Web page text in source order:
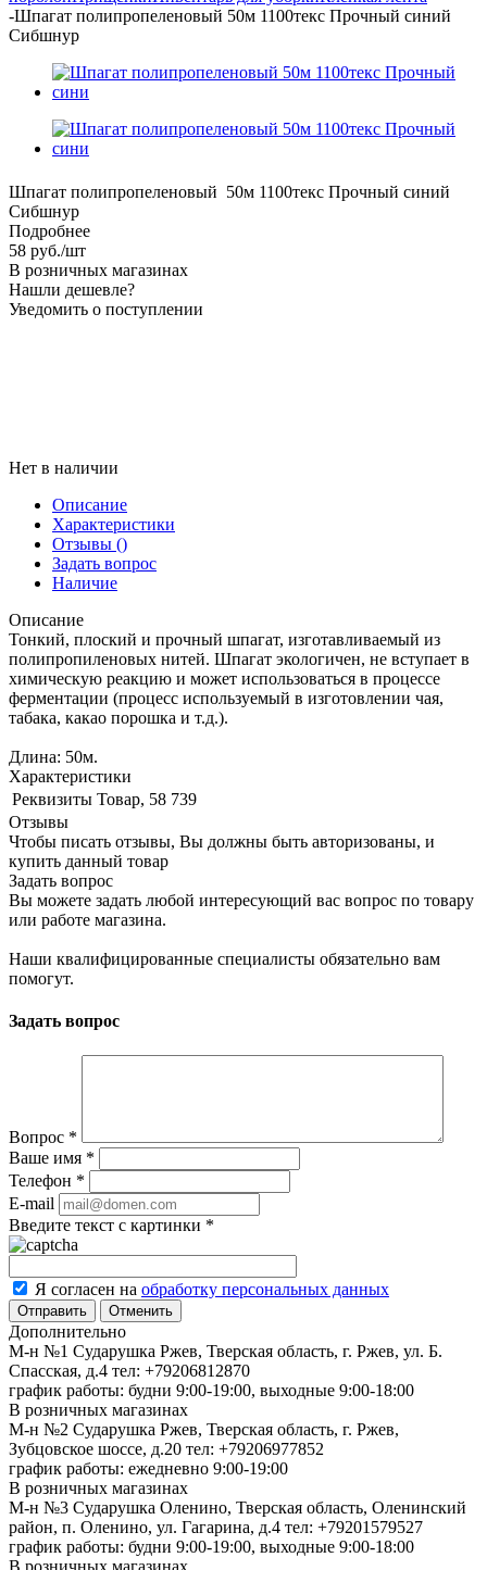
-Шпагат полипропеленовый 50м 1100текс Прочный синий
Сибшнур
Шпагат полипропеленовый 50м 1100текс Прочный синий
Сибшнур
Подробнее
58 руб./шт
В розничных магазинах
Нашли дешевле?
Уведомить о поступлении
Нет в наличии
Описание
Характеристики
Отзывы ()
Задать вопрос
Наличие
Описание
Тонкий, плоский и прочный шпагат, изготавливаемый из
полипропиленовых нитей. Шпагат экологичен, не вступает в
химическую реакцию и может использоваться в процессе
ферментации (процесс используемый в изготовлении чая,
табака, какао порошка и т.д.).
Длина: 50м.
Характеристики
Реквизиты Товар, 58 739
Отзывы
Чтобы писать отзывы, Вы должны быть авторизованы, и
купить данный товар
Задать вопрос
Вы можете задать любой интересующий вас вопрос по товару
или работе магазина.
Наши квалифицированные специалисты обязательно вам
помогут.
Задать вопрос
Вопрос *
Ваше имя *
Телефон *
E-mail
Введите текст с картинки *
Я согласен на обработку персональных данных
Отменить
Дополнительно
М-н №1 Сударушка Ржев, Тверская область, г. Ржев, ул. Б.
Спасская, д.4 тел: +79206812870
график работы: будни 9:00-19:00, выходные 9:00-18:00
В розничных магазинах
М-н №2 Cударушка Ржев, Тверская область, г. Ржев,
Зубцовское шоссе, д.20 тел: +79206977852
график работы: ежедневно 9:00-19:00
В розничных магазинах
М-н №3 Сударушка Оленино, Тверская область, Оленинский
район, п. Оленино, ул. Гагарина, д.4 тел: +79201579527
график работы: будни 9:00-19:00, выходные 9:00-18:00
В розничных магазинах